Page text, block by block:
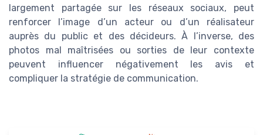
largement partagée sur les réseaux sociaux, peut
renforcer l’image d’un acteur ou d’un réalisateur
auprès du public et des décideurs. À l’inverse, des
photos mal maîtrisées ou sorties de leur contexte
peuvent influencer négativement les avis et
compliquer la stratégie de communication.